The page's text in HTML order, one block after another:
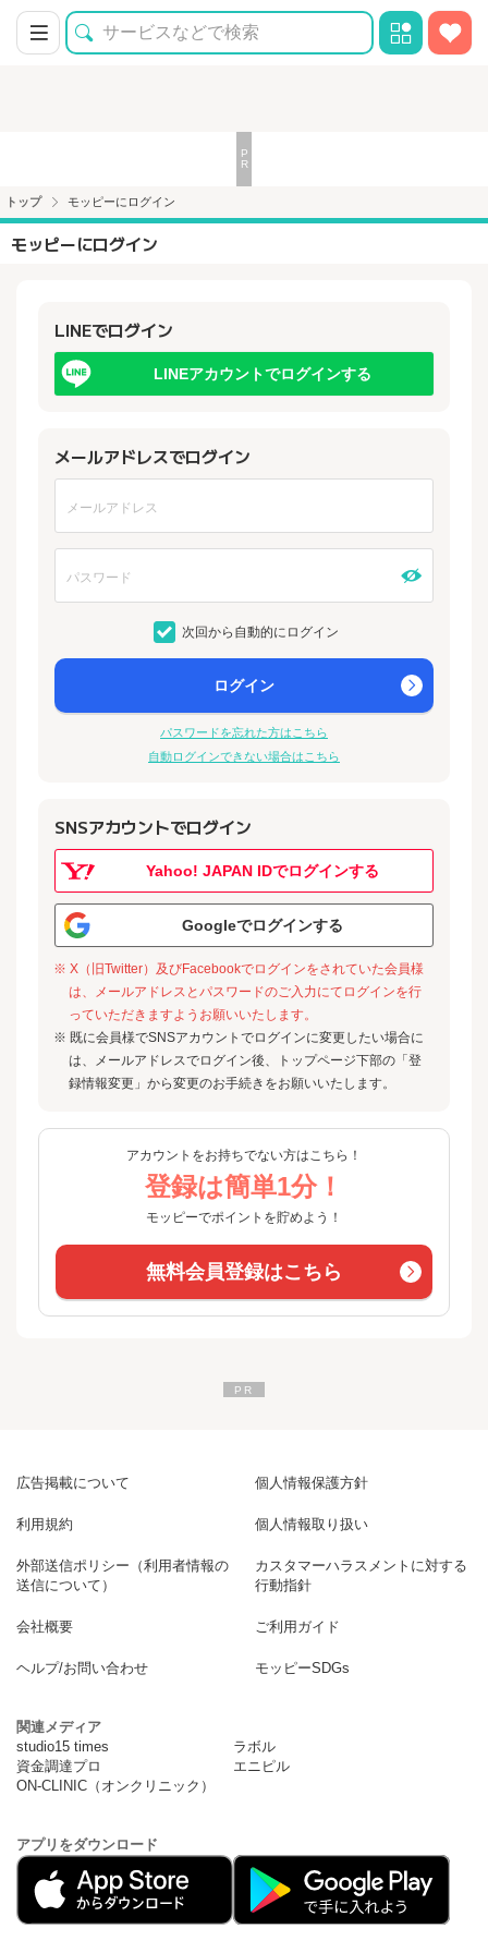
トップ モッピーにログイン
モッピーにログイン
LINEでログイン
LINEアカウントでログインする
メールアドレスでログイン
次回から自動的にログイン
ログイン
パスワードを忘れた方はこちら
自動ログインできない場合はこちら
SNSアカウントでログイン
Yahoo! JAPAN IDでログインする
Googleでログインする
※ X（旧Twitter）及びFacebookでログインをされていた会員様
は、メールアドレスとパスワードのご入力にてログインを行
っていただきますようお願いいたします。
※ 既に会員様でSNSアカウントでログインに変更したい場合に
は、メールアドレスでログイン後、トップページ下部の「登
録情報変更」から変更のお手続きをお願いいたします。
アカウントをお持ちでない方はこちら！
登録は簡単1分！
モッピーでポイントを貯めよう！
無料会員登録はこちら
広告掲載について 個人情報保護方針
利用規約 個人情報取り扱い
外部送信ポリシー（利用者情報の
送信について）
カスタマーハラスメントに対する
行動指針
会社概要 ご利用ガイド
ヘルプ/お問い合わせ モッピーSDGs
関連メディア
studio15 times
ラボル
資金調達プロ
エニピル
ON-CLINIC（オンクリニック）
アプリをダウンロード